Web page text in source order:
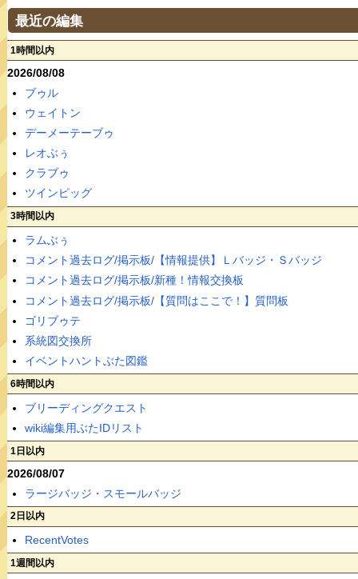
最近の編集
1時間以内
2026/08/08
ブゥル
ウェイトン
デーメーテーブゥ
レオぶぅ
クラブゥ
ツインピッグ
3時間以内
ラムぶぅ
コメント過去ログ/掲示板/【情報提供】Ｌバッジ・Ｓバッジ
コメント過去ログ/掲示板/新種！情報交換板
コメント過去ログ/掲示板/【質問はここで！】質問板
ゴリブゥテ
系統図交換所
イベントハントぶた図鑑
6時間以内
ブリーディングクエスト
wiki編集用ぶたIDリスト
1日以内
2026/08/07
ラージバッジ・スモールバッジ
2日以内
RecentVotes
1週間以内